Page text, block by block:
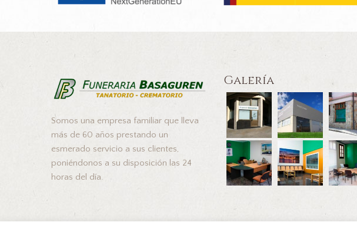
Somos una empresa familiar que lleva
más de 60 años prestando un
esmerado servicio a sus clientes,
poniéndonos a su disposición las 24
horas del día.
Galería